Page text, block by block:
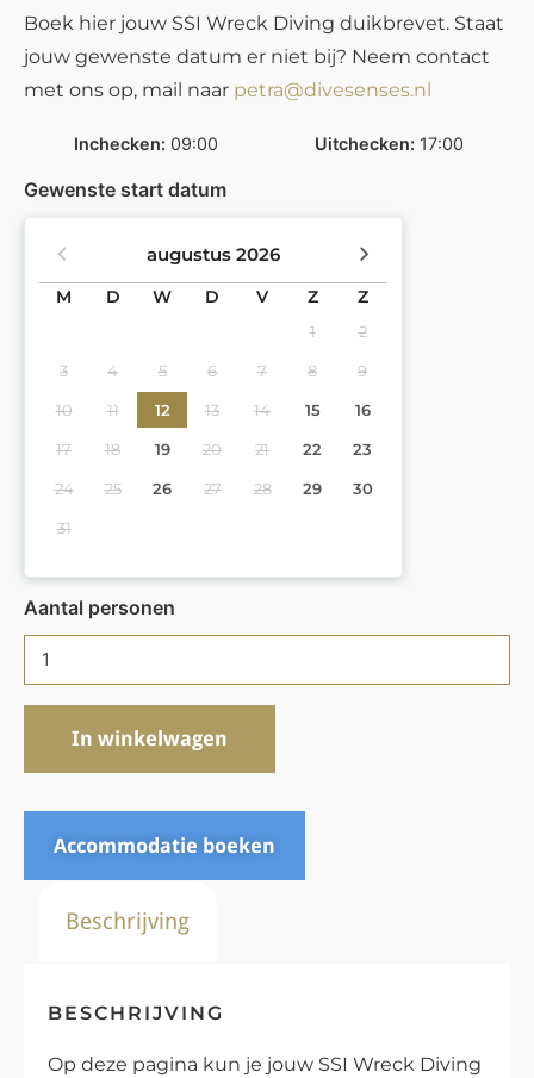
Boek hier jouw SSI Wreck Diving duikbrevet. Staat
jouw gewenste datum er niet bij? Neem contact
met ons op, mail naar petra@divesenses.nl
Inchecken 09:00 Uitchecken 17:00
Gewenste start datum
augustus 2026
M D W D V Z Z
1 2
3 4 5 6 7 8 9
10 11 12 13 14 15 16
17 18 19 20 21 22 23
24 25 26 27 28 29 30
31
Aantal personen
In winkelwagen
Accommodatie boeken
Beschrijving
BESCHRIJVING
Op deze pagina kun je jouw SSI Wreck Diving